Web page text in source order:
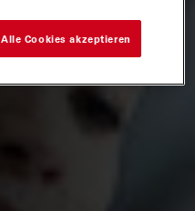
Alle Cookies akzeptieren